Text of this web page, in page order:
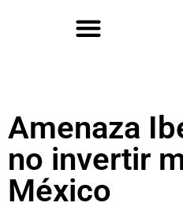
Amenaza
no invertir
México